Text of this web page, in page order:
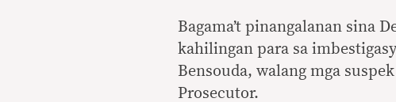
Bagama’t pinangalanan sina
kahilingan para sa
Bensouda, walang mga
Prosecutor.